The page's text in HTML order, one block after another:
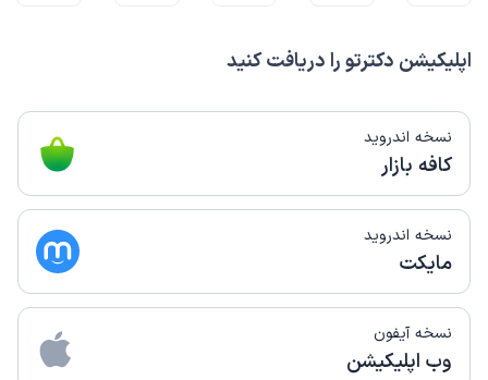
اپلیکیشن دکترتو را دریافت کنید
نسخه اندروید
کافه بازار
نسخه اندروید
مایکت
نسخه آیفون
وب اپلیکیشن